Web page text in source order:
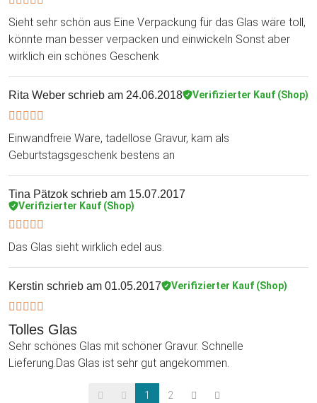
Sieht sehr schön aus Eine Verpackung für das Glas wäre toll,
könnte man besser verpacken und einwickeln Sonst aber
wirklich ein schönes Geschenk
Rita Weber schrieb am 24.06.2018 Verifizierter Kauf (Shop)
Einwandfreie Ware, tadellose Gravur, kam als
Geburtstagsgeschenk bestens an
Tina Pätzok schrieb am 15.07.2017
Verifizierter Kauf (Shop)
Das Glas sieht wirklich edel aus.
Kerstin schrieb am 01.05.2017 Verifizierter Kauf (Shop)
Tolles Glas
Sehr schönes Glas mit schöner Gravur. Schnelle
Lieferung.Das Glas ist sehr gut angekommen.
1 2